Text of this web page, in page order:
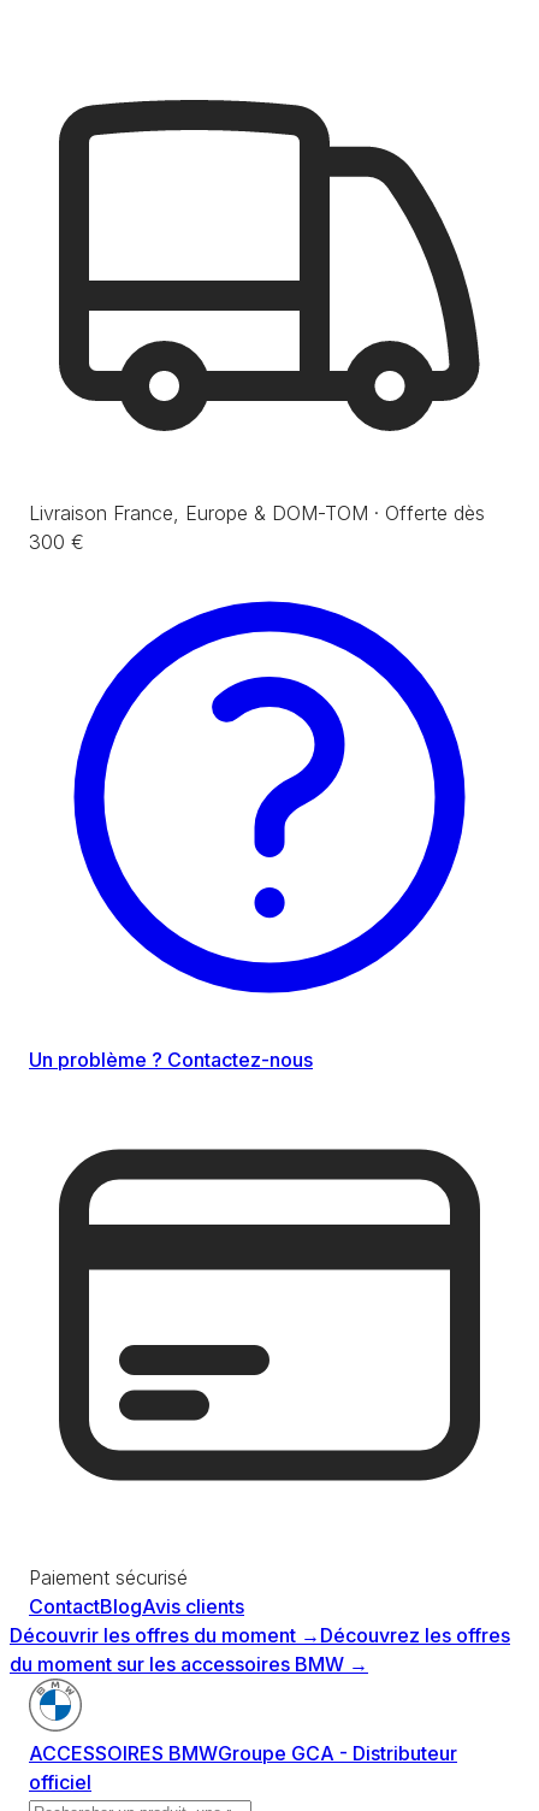
Livraison France, Europe & DOM-TOM · Offerte dès
300 €
Un problème ? Contactez-nous
Paiement sécurisé
ContactBlogAvis clients
Découvrir les offres du moment → Découvrez les offres
du moment sur les accessoires BMW →
ACCESSOIRES BMWGroupe GCA - Distributeur
officiel